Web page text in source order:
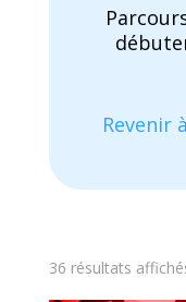
Revenir
36 résultats